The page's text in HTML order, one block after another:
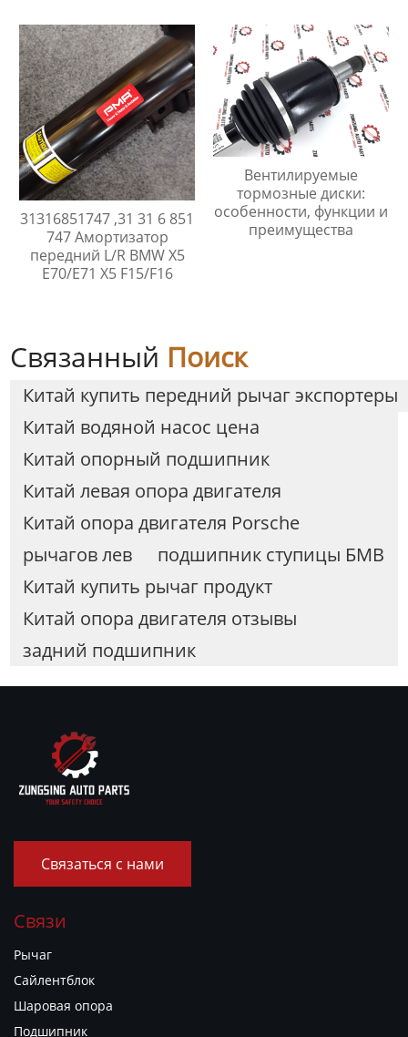
31316851747 ,31 31 6 851
747 Амортизатор
передний L/R BMW X5
E70/E71 X5 F15/F16
Вентилируемые
тормозные диски:
особенности, функции и
преимущества
Связанный Поиск
Китай купить передний рычаг экспортеры
Китай водяной насос цена
Китай опорный подшипник
Китай левая опора двигателя
Китай опора двигателя Porsche
рычагов лев
подшипник ступицы БМВ
Китай купить рычаг продукт
Китай опора двигателя отзывы
задний подшипник
Связаться с нами
Связи
Рычаг
Сайлентблок
Шаровая опора
Подшипник